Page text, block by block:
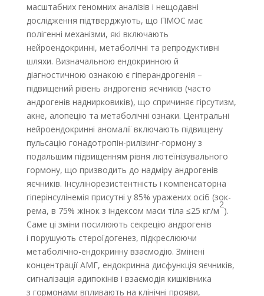
масштабних геномних аналізів і нещодавні
дослідження підтверджують, що ПМОС має
полігенні механізми, які включають
нейроендокринні, метаболічні та репродуктивні
шляхи. Визначальною ендокринною й
діагностичною ознакою є гіперандрогенія –
підвищений рівень андрогенів яєчників (часто
андрогенів наднирковиків), що спричиняє гірсутизм,
акне, алопецію та метаболічні ознаки. Центральні
нейроендокринні аномалії включають підвищену
пульсацію гонадотропін-рилізинг-гормону з
подальшим підвищенням рівня лютеїнізувального
гормону, що призводить до надміру андрогенів
яєчників. Інсулінорезистентність і компенсаторна
гіперінсулінемія присутні у 85% уражених осіб (зок­
рема, в 75% жінок з індексом маси тіла ≤25 кг/м
2
).
Саме ці зміни посилюють секрецію андрогенів
і порушують стероїдогенез, підкреслюючи
метаболічно-ендокринну взаємодію. Змінені
концентрації АМГ, ендокринна дисфункція яєчників,
сигналізація адипокінів і взаємодія кишківника
з гормонами впливають на клінічні прояви,